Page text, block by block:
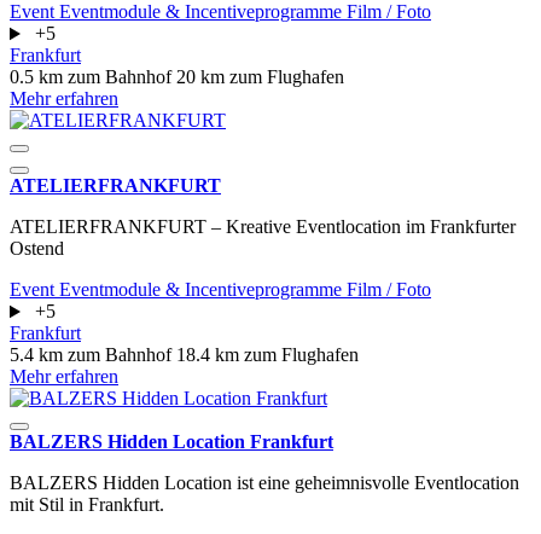
Event Eventmodule & Incentiveprogramme Film / Foto
+5
Frankfurt
0.5 km zum Bahnhof 20 km zum Flughafen
Mehr erfahren
ATELIERFRANKFURT
ATELIERFRANKFURT – Kreative Eventlocation im Frankfurter
Ostend
Event Eventmodule & Incentiveprogramme Film / Foto
+5
Frankfurt
5.4 km zum Bahnhof 18.4 km zum Flughafen
Mehr erfahren
BALZERS Hidden Location Frankfurt
BALZERS Hidden Location ist eine geheimnisvolle Eventlocation
mit Stil in Frankfurt.